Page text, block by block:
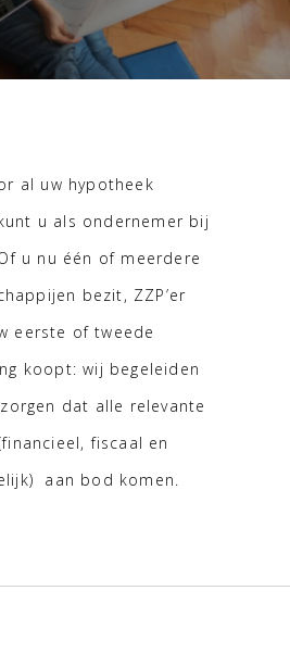
al uw hypotheek
u als ondernemer bij
u nu één of meerdere
bezit, ZZP’er
eerste of tweede
koopt: wij begeleiden
dat alle relevante
fiscaal en
aan bod komen.